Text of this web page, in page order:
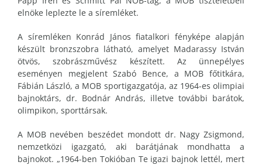
elnöke leplezte le a síremléket.
A síremléken Konrád János fiatalkori fényképe alapján
készült bronzszobra látható, amelyet Madarassy István
ötvös, szobrászművész készített. Az ünnepélyes
eseményen megjelent Szabó Bence, a MOB főtitkára,
Fábián László, a MOB sportigazgatója, az 1964-es olimpiai
bajnoktárs, dr. Bodnár András, illetve további barátok,
olimpikon, sporttársak.
A MOB nevében beszédet mondott dr. Nagy Zsigmond,
nemzetközi igazgató, aki barátjának mondhatta a
bajnokot. „1964-ben Tokióban Te igazi bajnok lettél, mert